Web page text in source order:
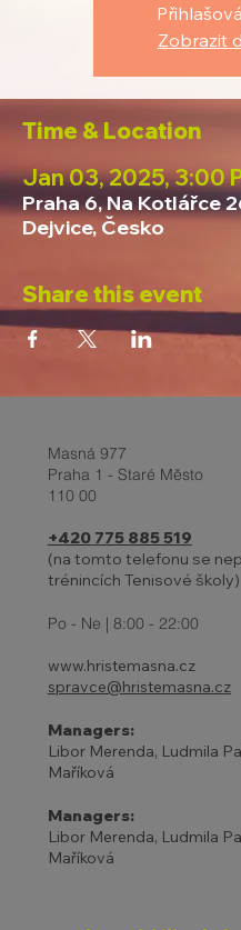
Zobrazit
Time & Location
Jan 03, 2025, 3:00
Praha 6, Na Kotlářce
Dejvice, Česko
Share this event
Masná 977
Praha 1 - Staré Město
110 00
+420 775 885 519
(na tomto telefonu se
trénincích Tenisové školy)
Po - Ne | 8:00 - 22:00
www.hristemasna.cz
spravce@hristemasna.cz
Managers:
Libor Merenda, Ludmila
Maříková
Managers:
Libor Merenda, Ludmila
Maříková